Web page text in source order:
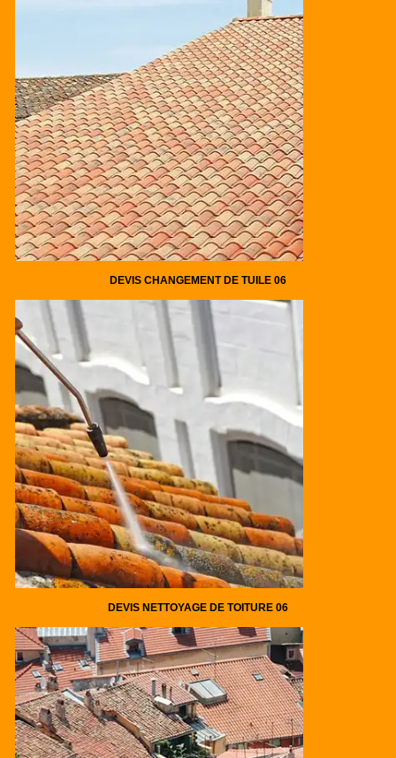
DEVIS CHANGEMENT DE TUILE 06
DEVIS NETTOYAGE DE TOITURE 06